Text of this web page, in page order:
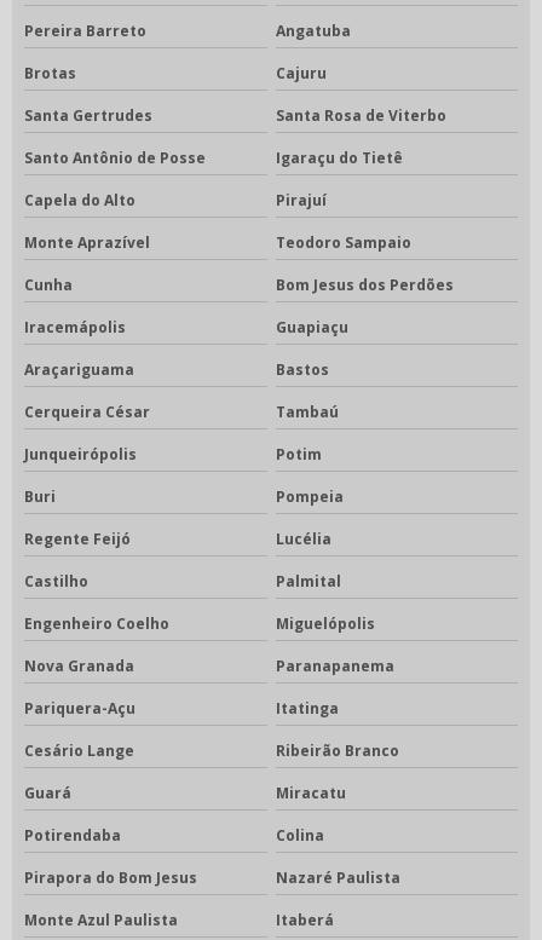
Pereira Barreto Angatuba
Brotas Cajuru
Santa Gertrudes Santa Rosa de Viterbo
Santo Antônio de Posse Igaraçu do Tietê
Capela do Alto Pirajuí
Monte Aprazível Teodoro Sampaio
Cunha Bom Jesus dos Perdões
Iracemápolis Guapiaçu
Araçariguama Bastos
Cerqueira César Tambaú
Junqueirópolis Potim
Buri Pompeia
Regente Feijó Lucélia
Castilho Palmital
Engenheiro Coelho Miguelópolis
Nova Granada Paranapanema
Pariquera-Açu Itatinga
Cesário Lange Ribeirão Branco
Guará Miracatu
Potirendaba Colina
Pirapora do Bom Jesus Nazaré Paulista
Monte Azul Paulista Itaberá